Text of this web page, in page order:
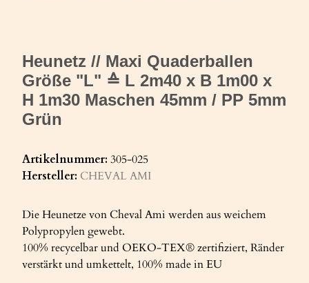
Heunetz // Maxi Quaderballen
Größe "L" ≙ L 2m40 x B 1m00 x
H 1m30 Maschen 45mm / PP 5mm
Grün
Artikelnummer: 305-025
Hersteller: CHEVAL AMI
Die Heunetze von Cheval Ami werden aus weichem
Polypropylen gewebt.
100% recycelbar und OEKO-TEX® zertifiziert, Ränder
verstärkt und umkettelt, 100% made in EU